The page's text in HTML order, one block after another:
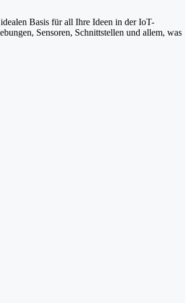
Basis für all Ihre Ideen in der IoT-
Sensoren, Schnittstellen und allem, was